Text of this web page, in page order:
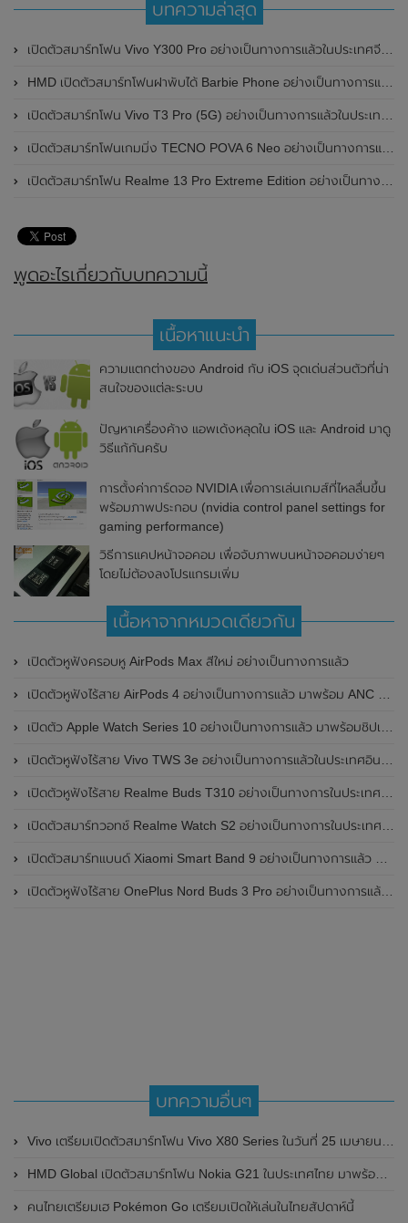
บทความล่าสุด
เปิดตัวสมาร์ทโฟน Vivo Y300 Pro อย่างเป็นทางการแล้วในประเทศจีน มาพร้อมดีไซน์พรีเมี่ยม ทนทาน และแบตเตอรี่สุดอึดขนาดใหญ่ 6,500mAh พร้อมรองรับการชาร์จไว 80W
HMD เปิดตัวสมาร์ทโฟนฝาพับได้ Barbie Phone อย่างเป็นทางการแล้ว มาพร้อมธีมสีชมพูสดใส
เปิดตัวสมาร์ทโฟน Vivo T3 Pro (5G) อย่างเป็นทางการแล้วในประเทศอินเดีย
เปิดตัวสมาร์ทโฟนเกมมิ่ง TECNO POVA 6 Neo อย่างเป็นทางการแล้วในประเทศไทย ในราคา 8,499 บาท
เปิดตัวสมาร์ทโฟน Realme 13 Pro Extreme Edition อย่างเป็นทางการแล้วในประเทศจีน
พูดอะไรเกี่ยวกับบทความนี้
เนื้อหาแนะนำ
ความแตกต่างของ Android กับ iOS จุดเด่นส่วนตัวที่น่า
สนใจของแต่ละระบบ
ปัญหาเครื่องค้าง แอพเด้งหลุดใน iOS และ Android มาดู
วิธีแก้กันครับ
การตั้งค่าการ์ดจอ NVIDIA เพื่อการเล่นเกมส์ที่ไหลลื่นขึ้น
พร้อมภาพประกอบ (nvidia control panel settings for
gaming performance)
วิธีการแคปหน้าจอคอม เพื่อจับภาพบนหน้าจอคอมง่ายๆ
โดยไม่ต้องลงโปรแกรมเพิ่ม
เนื้อหาจากหมวดเดียวกัน
เปิดตัวหูฟังครอบหู AirPods Max สีใหม่ อย่างเป็นทางการแล้ว
เปิดตัวหูฟังไร้สาย AirPods 4 อย่างเป็นทางการแล้ว มาพร้อม ANC และฟีเจอร์ใหม่มากมาย
เปิดตัว Apple Watch Series 10 อย่างเป็นทางการแล้ว มาพร้อมชิปเซ็ตรุ่น S10
เปิดตัวหูฟังไร้สาย Vivo TWS 3e อย่างเป็นทางการแล้วในประเทศอินเดีย มาพร้อมระบบตัดเสียงรบกวน ANC ที่ 30dB , ป้องกันฝุ่นและกันน้ำที่ระดับ IP54 , แบตเตอรี่สามารถใช้งานนานสูงสุด 36 ชั่วโมง
เปิดตัวหูฟังไร้สาย Realme Buds T310 อย่างเป็นทางการในประเทศอินเดีย มาพร้อมระบบตัดเสียงรบกวน ANC สูงสุด 46dB , เสียงรอบทิศทาง 360 องศา , แบตเตอรี่สามารถใช้งานได้นานสูงสุด 40 ชั่วโมง
เปิดตัวสมาร์ทวอทช์ Realme Watch S2 อย่างเป็นทางการในประเทศอินเดีย มาพร้อมตัวเรือนสแตนเลสสตีล , หน้าจอแสดงผล AMOLED ขนาด 1.43 นิ้ว , แบตเตอรี่ขนาดใหญ่ใช้งานได้นาน 20 วัน และรองรับคำสั่งเสียง Super AI Engine ที่ขับเคลื่อนโดย ChatGPT
เปิดตัวสมาร์ทแบนด์ Xiaomi Smart Band 9 อย่างเป็นทางการแล้ว มาพร้อมหน้าจอ AMOLED ขนาด 1.62 นิ้ว , ตัวเรือนเป็นโลหะ และแบตเตอรี่สุดอึดสามารถใช้งานได้นานถึง 21 วัน
เปิดตัวหูฟังไร้สาย OnePlus Nord Buds 3 Pro อย่างเป็นทางการแล้ว มาพร้อมระบบตัดเสียงรบกวน (ANC) สามารถลดเสียงรบกวนได้ 49dB และแบตเตอรี่สุดอึดใช้งานได้นานสูงสุดถึง 44 ชั่วโมง
บทความอื่นๆ
Vivo เตรียมเปิดตัวสมาร์ทโฟน Vivo X80 Series ในวันที่ 25 เมษายน 2022 นี้ ที่ประเทศจีน
HMD Global เปิดตัวสมาร์ทโฟน Nokia G21 ในประเทศไทย มาพร้อมฟีเจอร์ปลดล็อกด้วยใบหน้าแม้ไม่ได้ใส่แมสก์
คนไทยเตรียมเฮ Pokémon Go เตรียมเปิดให้เล่นในไทยสัปดาห์นี้